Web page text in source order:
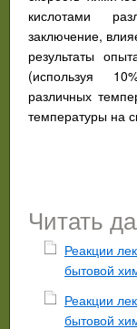
кислотами
заключение,
результаты
(используя
различных
температуры на
Читать
Реакции
бытовой
Реакции
бытовой